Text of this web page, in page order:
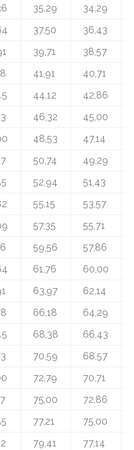
35,29 34,29
37,50 36,43
39,71 38,57
41,91 40,71
44,12 42,86
46,32 45,00
48,53 47,14
50,74 49,29
52,94 51,43
55,15 53,57
57,35 55,71
59,56 57,86
61,76 60,00
63,97 62,14
66,18 64,29
68,38 66,43
70,59 68,57
72,79 70,71
75,00 72,86
77,21 75,00
79,41 77,14